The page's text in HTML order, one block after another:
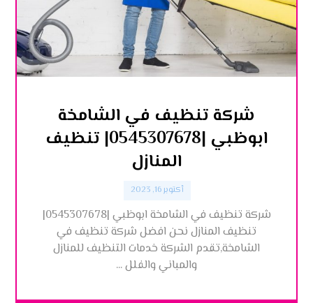
شركة تنظيف في الشامخة
ابوظبي |0545307678| تنظيف
المنازل
أكتوبر 16, 2023
شركة تنظيف في الشامخة ابوظبي |0545307678|
تنظيف المنازل نحن افضل شركة تنظيف في
الشامخة,تقدم الشركة خدمات التنظيف للمنازل
والمباني والفلل ...